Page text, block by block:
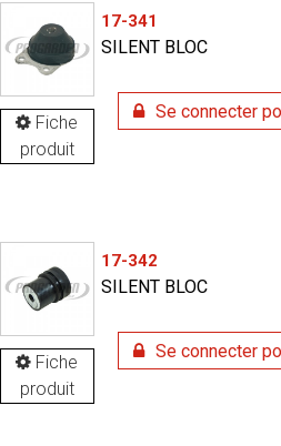
Fiche
produit
17-341
SILENT BLOC
Se connecter
Fiche
produit
17-342
SILENT BLOC
Se connecter